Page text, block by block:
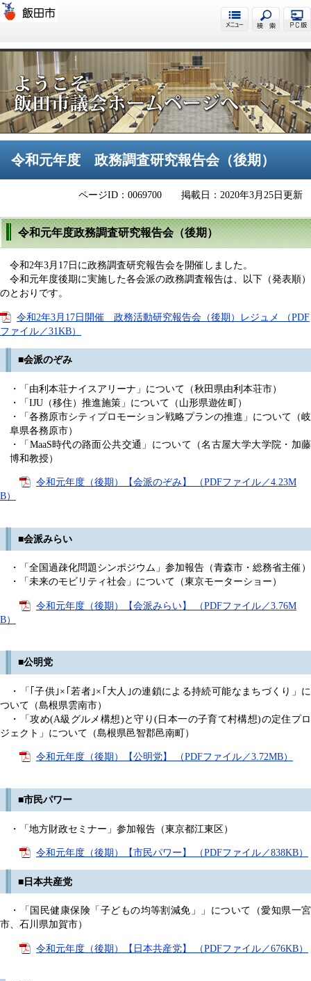
飯田市議会
令和元年度 政務調査研究報告会（後期）
ページID：0069700 掲載日：2020年3月25日更新
令和元年度政務調査研究報告会（後期）
令和2年3月17日に政務調査研究報告会を開催しました。
令和元年度後期に実施した各会派の政務調査報告は、以下（発表順）
のとおりです。
令和2年3月17日開催 政務活動研究報告会（後期）レジュメ （PDF
ファイル／31KB）
■会派のぞみ
・「由利本荘ナイスアリーナ」について（秋田県由利本荘市）
・「IJU（移住）推進施策」について（山形県遊佐町）
・「各務原市シティプロモーション戦略プランの推進」について（岐
阜県各務原市）
・「MaaS時代の路面公共交通」について（名古屋大学大学院・加藤
博和教授）
令和元年度（後期）【会派のぞみ】 （PDFファイル／4.23M
B）
■会派みらい
・「全国過疎化問題シンポジウム」参加報告（青森市・総務省主催）
・「未来のモビリティ社会」について（東京モーターショー）
令和元年度（後期）【会派みらい】 （PDFファイル／3.76M
B）
■公明党
・「｢子供｣×｢若者｣×｢大人｣の連鎖による持続可能なまちづくり」に
ついて（島根県雲南市）
・「攻め(A級グルメ構想)と守り(日本一の子育て村構想)の定住プロ
ジェクト」について（島根県邑智郡邑南町）
令和元年度（後期）【公明党】 （PDFファイル／3.72MB）
■市民パワー
・「地方財政セミナー」参加報告（東京都江東区）
令和元年度（後期）【市民パワー】 （PDFファイル／838KB）
■日本共産党
・「国民健康保険「子どもの均等割減免」」について（愛知県一宮
市、石川県加賀市）
令和元年度（後期）【日本共産党】 （PDFファイル／676KB）